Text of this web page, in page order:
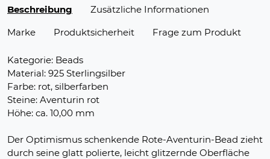
Beschreibung
Zusätzliche Informationen
Marke
Produktsicherheit Frage zum Produkt
Kategorie: Beads
Material: 925 Sterlingsilber
Farbe: rot, silberfarben
Steine: Aventurin rot
Höhe: ca. 10,00 mm
Der Optimismus schenkende Rote-Aventurin-Bead zieht
durch seine glatt polierte, leicht glitzernde Oberfläche